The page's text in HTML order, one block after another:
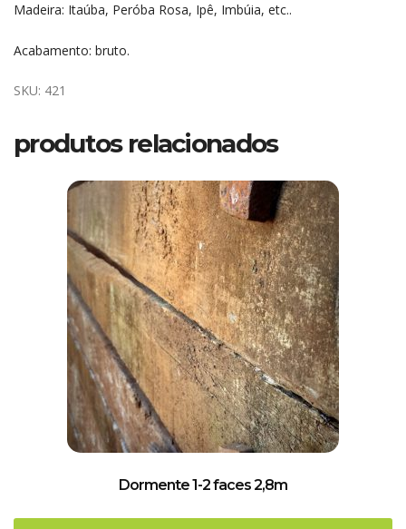
Madeira: Itaúba, Peróba Rosa, Ipê, Imbúia, etc..
Acabamento: bruto.
SKU: 421
produtos relacionados
Dormente 1-2 faces 2,8m